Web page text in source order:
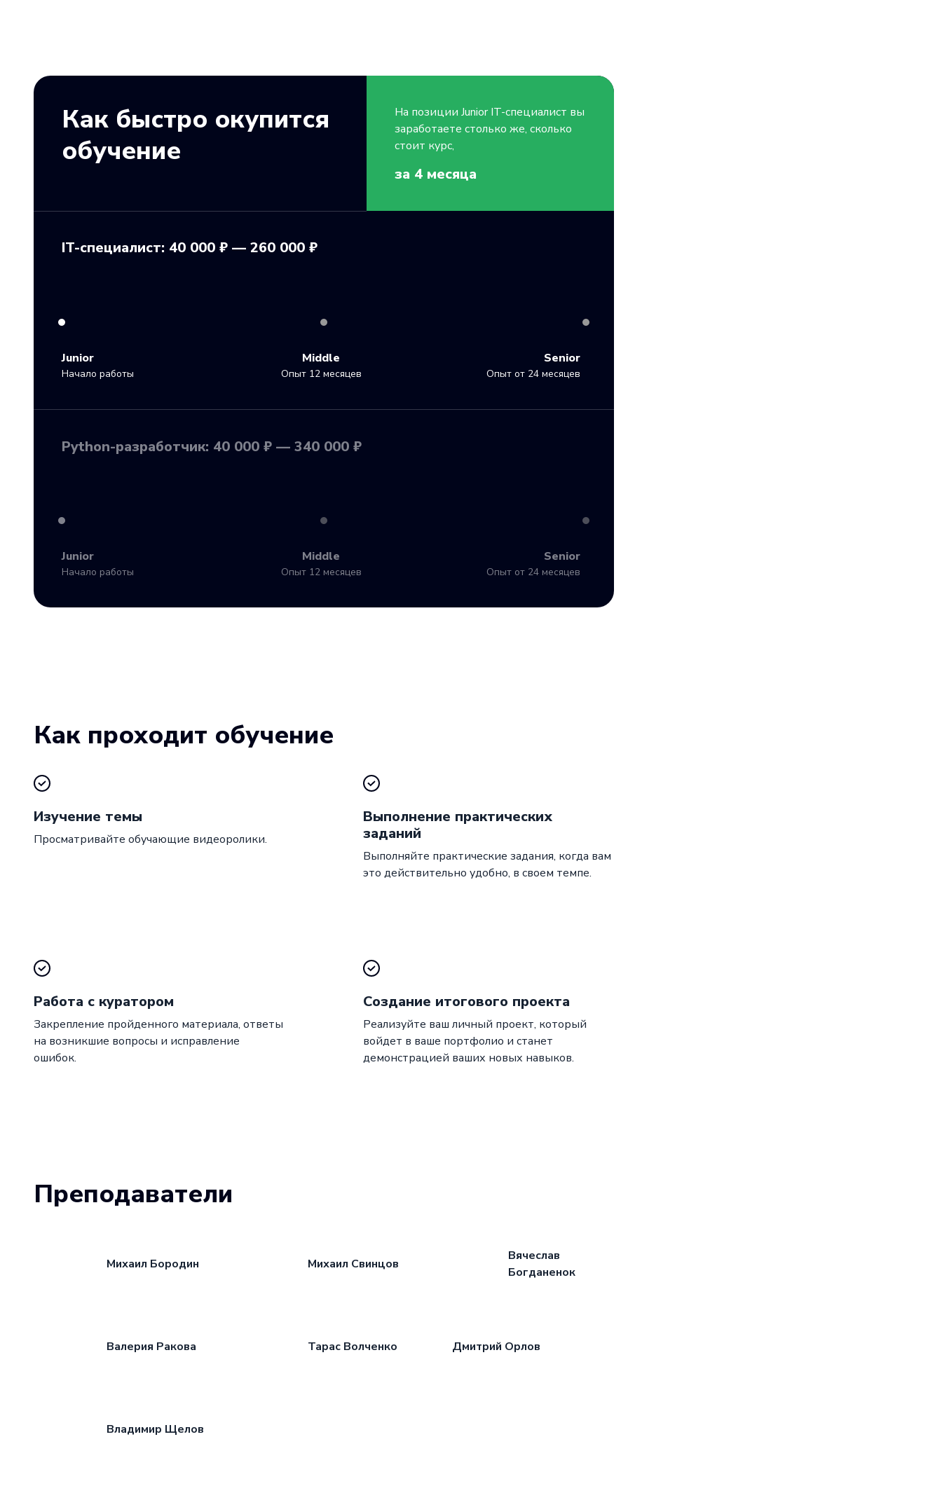
Как быстро окупится
обучение
На позиции JuniorIT-специалист вы
заработаете столько же, сколько
стоит курс,
за 4 месяца
IT-специалист: 40 000 ₽ — 260 000 ₽
Junior
Начало работы
Middle
Опыт 12 месяцев
Senior
Опыт от 24 месяцев
Python-разработчик: 40 000 ₽ — 340 000 ₽
Junior
Начало работы
Middle
Опыт 12 месяцев
Senior
Опыт от 24 месяцев
Как проходит обучение
Изучение темы
Просматривайте обучающие видеоролики.
Выполнение практических
заданий
Выполняйте практические задания, когда вам
это действительно удобно, в своем темпе.
Работа с куратором
Закрепление пройденного материала, ответы
на возникшие вопросы и исправление
ошибок.
Создание итогового проекта
Реализуйте ваш личный проект, который
войдет в ваше портфолио и станет
демонстрацией ваших новых навыков.
Преподаватели
Михаил Бородин Михаил Свинцов
Вячеслав
Богданенок
Валерия Ракова Тарас Волченко Дмитрий Орлов
Владимир Щелов